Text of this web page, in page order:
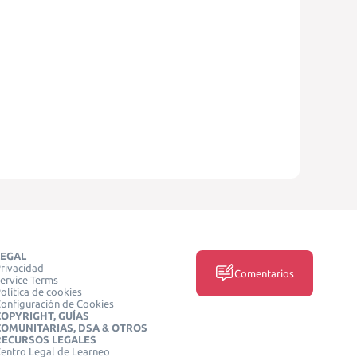
Terms
de cookies
de Cookies
GUÍAS
DSA & OTROS
LEGALES
Legal de Learneo
Comentarios